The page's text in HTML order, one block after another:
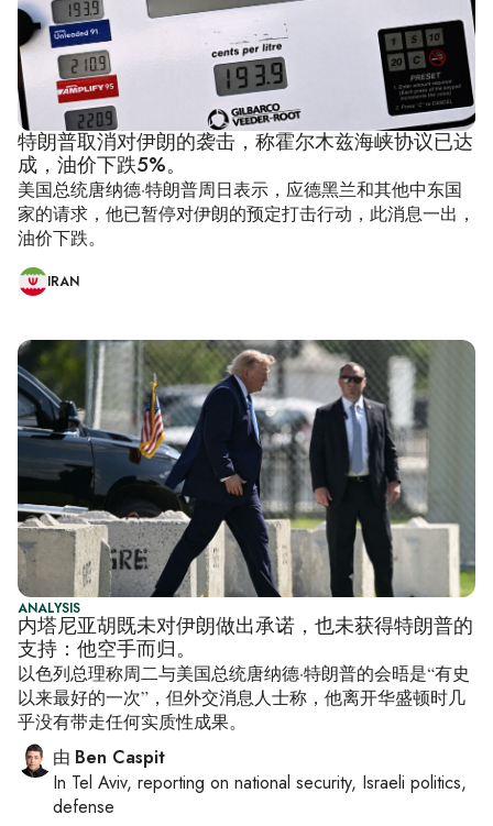
特朗普取消对伊朗的袭击，称霍尔木兹海峡协议已达
成，油价下跌5%。
美国总统唐纳德·特朗普周日表示，应德黑兰和其他中东国
家的请求，他已暂停对伊朗的预定打击行动，此消息一出，
油价下跌。
IRAN
ANALYSIS
内塔尼亚胡既未对伊朗做出承诺，也未获得特朗普的
支持：他空手而归。
以色列总理称周二与美国总统唐纳德·特朗普的会晤是“有史
以来最好的一次”，但外交消息人士称，他离开华盛顿时几
乎没有带走任何实质性成果。
由 Ben Caspit
In Tel Aviv, reporting on national security, Israeli politics,
defense